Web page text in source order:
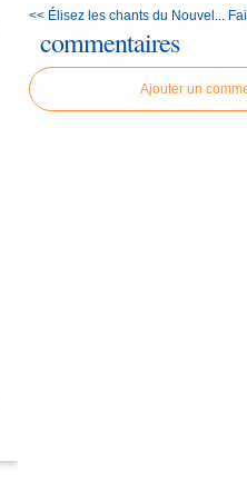
<< Élisez les chants du Nouvel...
commentaires
Ajouter un